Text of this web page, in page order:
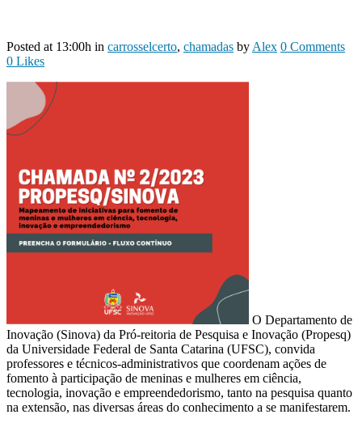
Posted at 13:00h in carrosselcerto, chamadas byAlex 0 Comments
0 Likes
O Departamento de
Inovação (Sinova) da Pró-reitoria de Pesquisa e Inovação (Propesq)
da Universidade Federal de Santa Catarina (UFSC), convida
professores e técnicos-administrativos que coordenam ações de
fomento à participação de meninas e mulheres em ciência,
tecnologia, inovação e empreendedorismo, tanto na pesquisa quanto
na extensão, nas diversas áreas do conhecimento a se manifestarem.